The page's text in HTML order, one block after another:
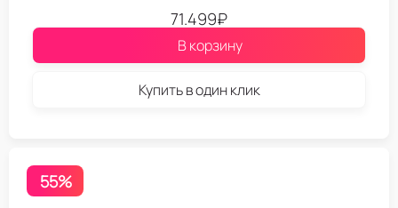
71.499₽
В корзину
Купить в один клик
55%